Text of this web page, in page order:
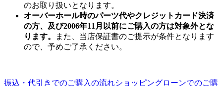
のお取り扱いとなります。
オーバーホール時のパーツ代やクレジットカード決済
の方、及び2006年11月以前にご購入の方は対象外とな
ります。
また、当店保証書のご提示が条件となります
ので、予めご了承ください。
振込・代引きでのご購入の流れショッピングローンでのご購